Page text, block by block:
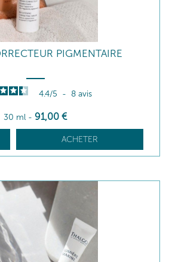
PIGMENTAIRE
4.4/5 - 8 avis
30 ml - 91,00 €
ACHETER